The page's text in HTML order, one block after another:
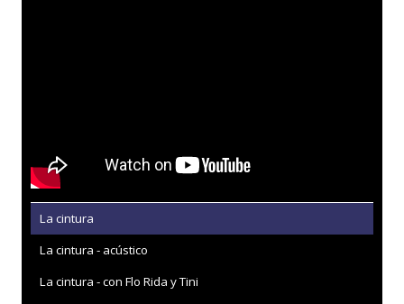
La cintura
La cintura - acústico
La cintura - con Flo Rida y Tini